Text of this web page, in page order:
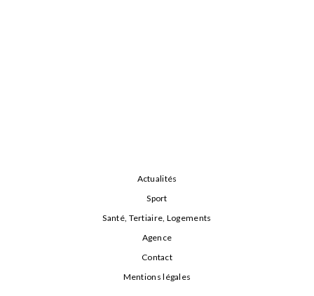
Actualités
Sport
Santé, Tertiaire, Logements
Agence
Contact
Mentions légales